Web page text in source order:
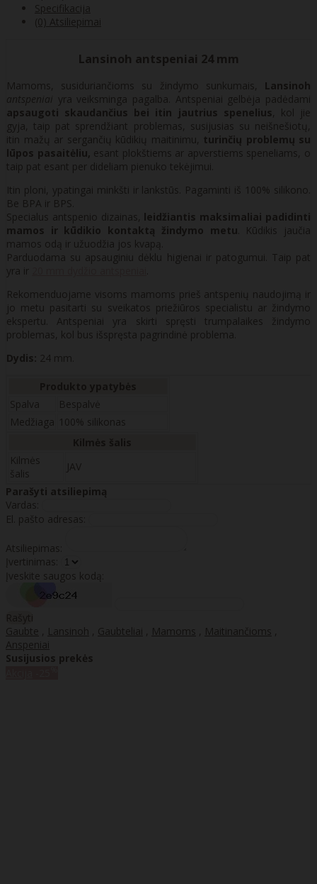
Specifikacija
(0) Atsiliepimai
Lansinoh antspeniai 24 mm
Mamoms, susiduriančioms su žindymo sunkumais, Lansinoh
antspeniai yra veiksminga pagalba. Antspeniai gelbėja padėdami
apsaugoti skaudančius bei itin jautrius spenelius , kol jie
gyja, taip pat sprendžiant problemas, susijusias su neišnešiotų,
itin mažų ar sergančių kūdikių maitinimu,
turinčių problemų su
lūpos pasaitėliu, esant plokštiems ar apverstiems speneliams, o
taip pat esant per dideliam pienuko tekėjimui.
Itin ploni, ypatingai minkšti ir lankstūs. Pagaminti iš 100% silikono.
Be BPA ir BPS.
Specialus antspenio dizainas, leidžiantis maksimaliai padidinti
mamos ir kūdikio kontaktą žindymo metu . Kūdikis jaučia
mamos odą ir užuodžia jos kvapą.
Parduodama su apsauginiu dėklu higienai ir patogumui. Taip pat
yra ir
Rekomenduojame visoms mamoms prieš antspenių naudojimą ir
jo metu pasitarti su sveikatos priežiūros specialistu ar žindymo
ekspertu. Antspeniai yra skirti spręsti trumpalaikes žindymo
problemas, kol bus išspręsta pagrindinė problema.
Dydis: 24 mm.
Spalva
Bespalvė
Medžiaga 100% silikonas
Kilmės
šalis
JAV
Parašyti atsiliepimą
Vardas:
El. pašto adresas:
Atsiliepimas:
Įvertinimas:
Įveskite saugos kodą:
Rašyti
Gaubte
Lansinoh Gaubteliai Mamoms Maitinančioms
Anspeniai
Susijusios prekės